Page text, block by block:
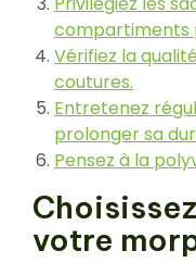
compartiments
Vérifiez la
coutures.
Entretenez
prolonger sa
Pensez à la
votre